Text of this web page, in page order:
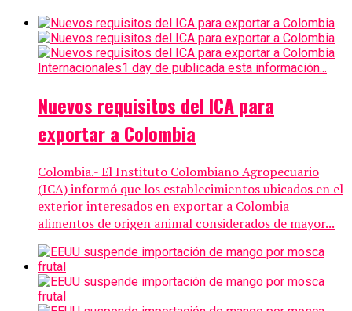
Internacionales1 day de publicada esta información...
Nuevos requisitos del ICA para
exportar a Colombia
Colombia.- El Instituto Colombiano Agropecuario
(ICA) informó que los establecimientos ubicados en el
exterior interesados en exportar a Colombia
alimentos de origen animal considerados de mayor...